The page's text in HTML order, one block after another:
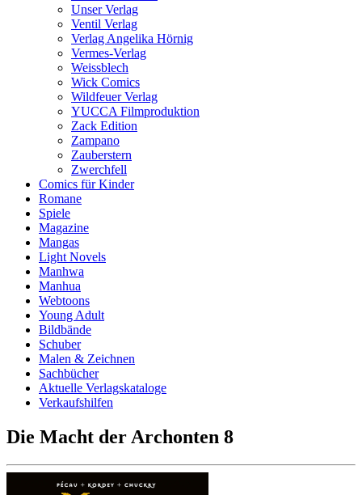
Unser Verlag
Ventil Verlag
Verlag Angelika Hörnig
Vermes-Verlag
Weissblech
Wick Comics
Wildfeuer Verlag
YUCCA Filmproduktion
Zack Edition
Zampano
Zauberstern
Zwerchfell
Comics für Kinder
Romane
Spiele
Magazine
Mangas
Light Novels
Manhwa
Manhua
Webtoons
Young Adult
Bildbände
Schuber
Malen & Zeichnen
Sachbücher
Aktuelle Verlagskataloge
Verkaufshilfen
Die Macht der Archonten 8